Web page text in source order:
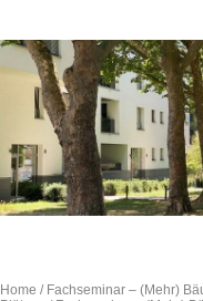
Home / Fachseminar – (Mehr)